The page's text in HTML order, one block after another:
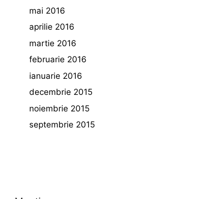
mai 2016
aprilie 2016
martie 2016
februarie 2016
ianuarie 2016
decembrie 2015
noiembrie 2015
septembrie 2015